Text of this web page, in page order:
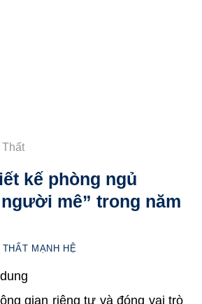
kế phòng ngủ
mê” trong năm
THẤT MẠNH HỆ
gian riêng tư và đóng vai trò